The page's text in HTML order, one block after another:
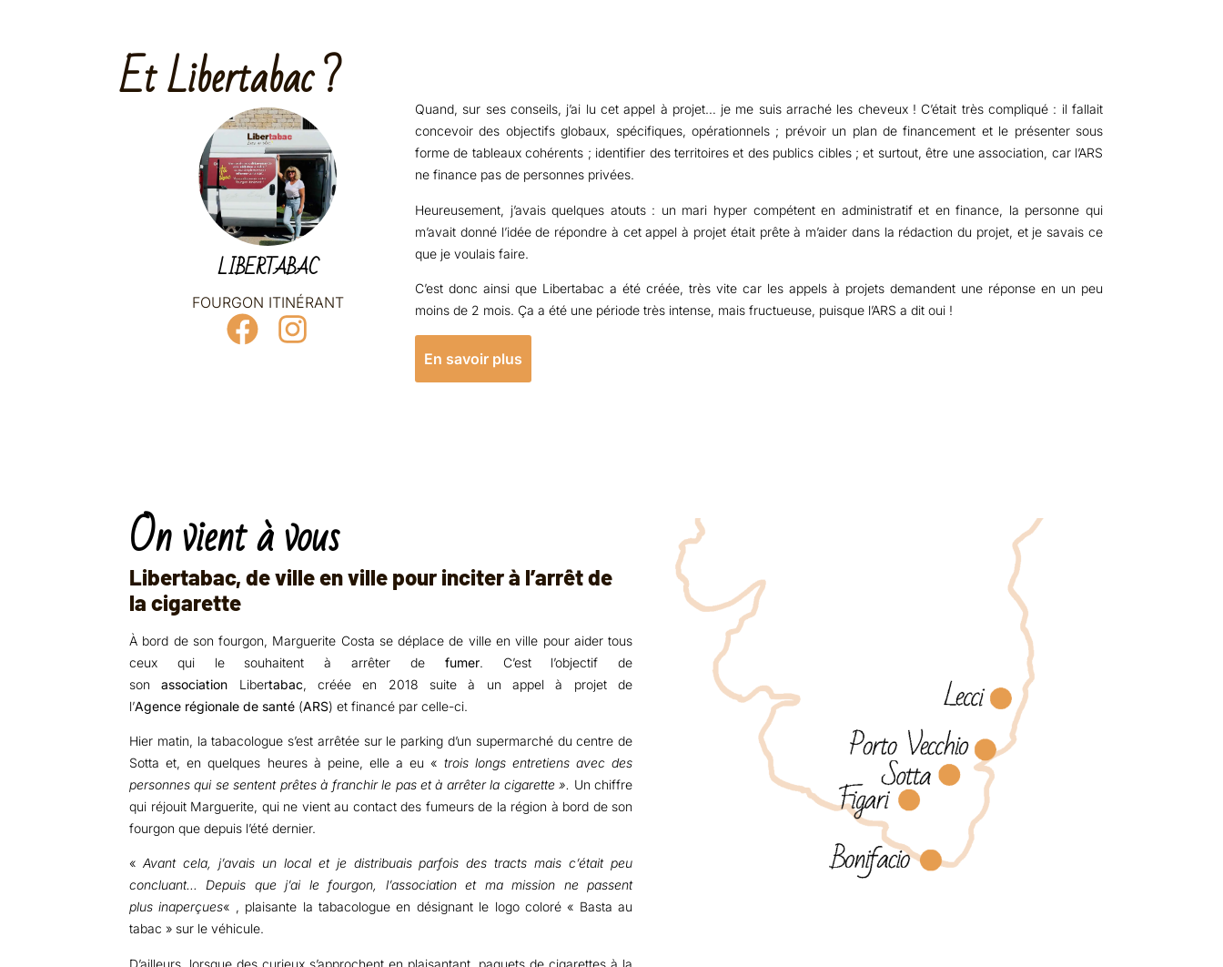
Et Libertabac ?
LIBERTABAC
FOURGON ITINÉRANT
Quand, sur ses conseils, j’ai lu cet appel à projet… je me suis arraché les cheveux ! C’était très compliqué : il fallait
concevoir des objectifs globaux, spécifiques, opérationnels ; prévoir un plan de financement et le présenter sous
forme de tableaux cohérents ; identifier des territoires et des publics cibles ; et surtout, être une association, car l’ARS
ne finance pas de personnes privées.
Heureusement, j’avais quelques atouts : un mari hyper compétent en administratif et en finance, la personne qui
m’avait donné l’idée de répondre à cet appel à projet était prête à m’aider dans la rédaction du projet, et je savais ce
que je voulais faire.
C’est donc ainsi que Libertabac a été créée, très vite car les appels à projets demandent une réponse en un peu
moins de 2 mois. Ça a été une période très intense, mais fructueuse, puisque l’ARS a dit oui !
En savoir plus
On vient à vous
Libertabac, de ville en ville pour inciter à l’arrêt de
la cigarette
À bord de son fourgon, Marguerite Costa se déplace de ville en ville pour aider tous
ceux qui le souhaitent à arrêter de fumer. C’est l’objectif de
sonassociation Libertabac, créée en 2018 suite à un appel à projet de
l’Agence régionale de santé (ARS) et financé par celle-ci.
Hier matin, la tabacologue s’est arrêtée sur le parking d’un supermarché du centre de
Sotta et, en quelques heures à peine, elle a eu « trois longs entretiens avec des
personnes qui se sentent prêtes à franchir le pas et à arrêter la cigarette ». Un chiffre
qui réjouit Marguerite, qui ne vient au contact des fumeurs de la région à bord de son
fourgon que depuis l’été dernier.
« Avant cela, j’avais un local et je distribuais parfois des tracts mais c’était peu
concluant… Depuis que j’ai le fourgon, l’association et ma mission ne passent
plus inaperçues« , plaisante la tabacologue en désignant le logo coloré « Basta au
tabac » sur le véhicule.
D’ailleurs, lorsque des curieux s’approchent en plaisantant, paquets de cigarettes à la